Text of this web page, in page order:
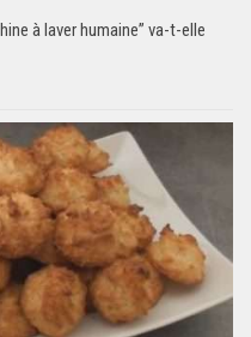
à laver humaine” va-t-elle